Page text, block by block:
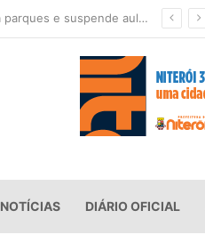
Prefeito renova convênio do Proeis por dois anos
NOTÍCIAS DIÁRIO OFICIAL